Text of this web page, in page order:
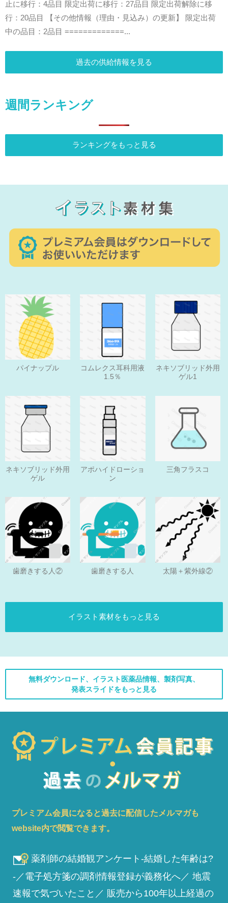
止に移行：4品目 限定出荷に移行：27品目 限定出荷解除に移
行：20品目 【その他情報（理由・見込み）の更新】 限定出荷
中の品目：2品目 =============...
過去の供給情報を見る
週間ランキング
ランキングをもっと見る
パイナップル
コムレクス耳科用液
1.5％
ネキソブリッド外用
ゲル1
ネキソブリッド外用
ゲル
アポハイドローショ
ン
三角フラスコ
歯磨きする人② 歯磨きする人 太陽＋紫外線②
イラスト素材をもっと見る
無料ダウンロード、イラスト医薬品情報、製剤写真、
発表スライドをもっと見る
プレミアム会員になると過去に配信したメルマガも
website内で閲覧できます。
薬剤師の結婚観アンケート-結婚した年齢は?
-／電子処方箋の調剤情報登録が義務化へ／ 地震
速報で気づいたこと／ 販売から100年以上経過の